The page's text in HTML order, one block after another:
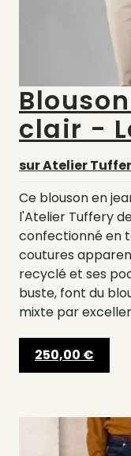
clair -
sur Atelier
Ce blouson en
l'Atelier Tuffery
confectionné en
coutures
recyclé et ses
buste, font du
mixte par
250,00 €